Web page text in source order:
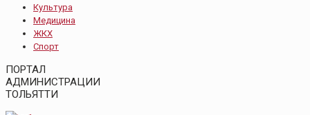
Культура
Медицина
ЖКХ
Спорт
ПОРТАЛ
АДМИНИСТРАЦИИ
ТОЛЬЯТТИ